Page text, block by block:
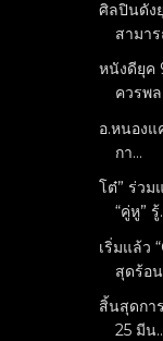
ศิลปินดัง
สามาร
หนังดียุค
ควรพล
อ.หนองแ
กา...
โต๋” ร่วม
“คู่หู” รู้
เริ่มแล้ว
สุดร้อ
สิ้นสุดกา
25 มีน